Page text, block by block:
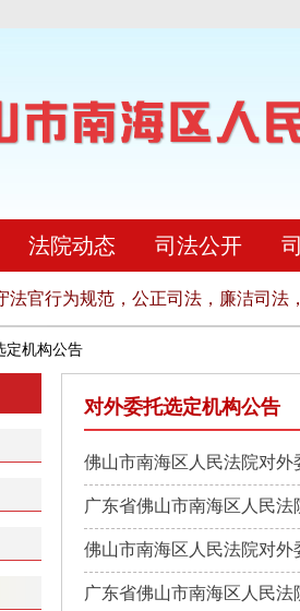
法院动态 司法公开
行为规范，公正司法，廉洁司法，
定机构公告
对外委托选定机构公告
佛山市南海区人民法院对外
广东省佛山市南海区人民法
佛山市南海区人民法院对外
广东省佛山市南海区人民法